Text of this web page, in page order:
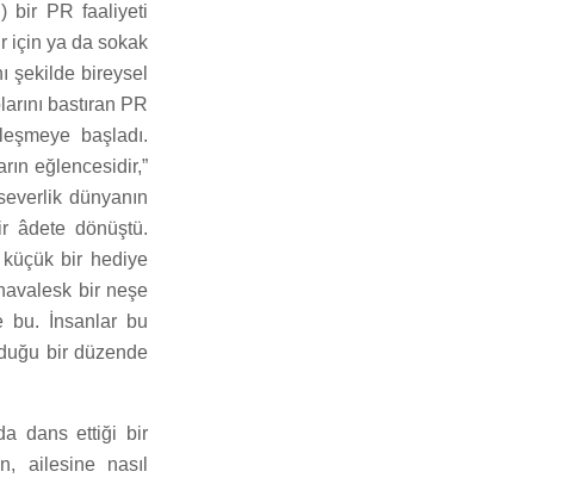
bir PR faaliyeti
için ya da sokak
şekilde bireysel
bastıran PR
başladı.
eğlencesidir,”
dünyanın
âdete dönüştü.
bir hediye
bir neşe
bu. İnsanlar bu
bir düzende
dans ettiği bir
ailesine nasıl